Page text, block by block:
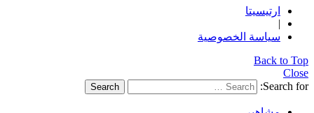
ارتيسيتا
|
سياسة الخصوصية
Back to Top
Close
Search for:
Search